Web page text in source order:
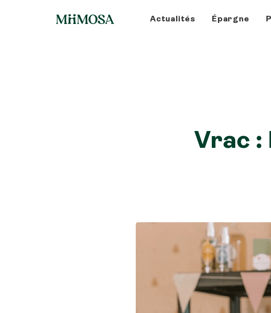
Actualités Épargne
Vrac :